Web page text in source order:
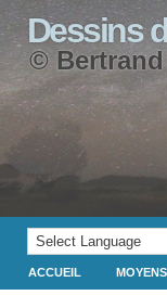
Dessins
©
ACCUEIL MOYENS